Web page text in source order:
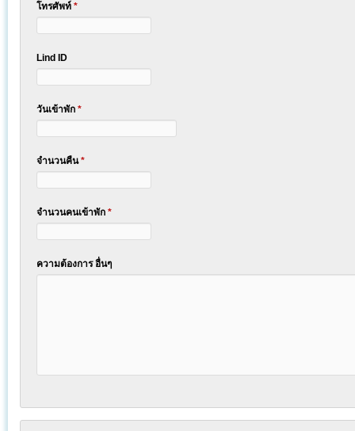
โทรศัพท์ *
Lind ID
วันเข้าพัก *
จำนวนคืน*
จำนวนคนเข้าพัก *
ความต้องการ อื่นๆ